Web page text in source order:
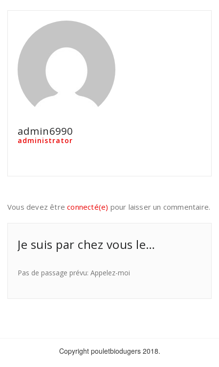
admin6990
administrator
Vous devez êtreconnecté(e) pour laisser un commentaire.
Je suis par chez vous le…
Pas de passage prévu: Appelez-moi
Copyright pouletbiodugers 2018.